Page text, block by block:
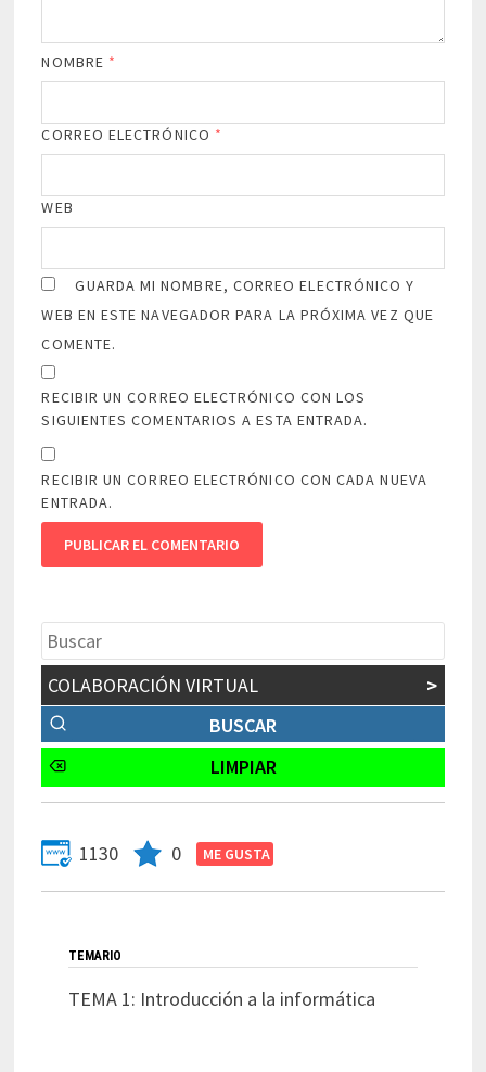
NOMBRE *
CORREO ELECTRÓNICO *
WEB
GUARDA MI NOMBRE, CORREO ELECTRÓNICO Y
WEB EN ESTE NAVEGADOR PARA LA PRÓXIMA VEZ QUE
COMENTE.
RECIBIR UN CORREO ELECTRÓNICO CON LOS
SIGUIENTES COMENTARIOS A ESTA ENTRADA.
RECIBIR UN CORREO ELECTRÓNICO CON CADA NUEVA
ENTRADA.
COLABORACIÓN VIRTUAL >
1130 0
TEMARIO
TEMA 1: Introducción a la informática